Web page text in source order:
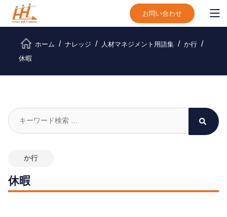
お問い合わせ
ホーム ナレッジ 人材マネジメント用語集
か行
休暇
か行
休暇